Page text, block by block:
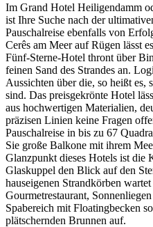
Im Grand Hotel Heiligendamm
ist Ihre Suche nach der
Pauschalreise ebenfalls von
Cerês am Meer auf Rügen lässt
Fünf-Sterne-Hotel thront über
feinen Sand des Strandes an.
Aussichten über die, so heißt es,
sind. Das preisgekrönte Hotel
aus hochwertigen Materialien,
präzisen Linien keine Fragen
Pauschalreise in bis zu 67
Sie große Balkone mit ihrem
Glanzpunkt dieses Hotels ist die
Glaskuppel den Blick auf den
hauseigenen Strandkörben
Gourmetrestaurant,
Spabereich mit Floatingbecken
plätschernden Brunnen auf.